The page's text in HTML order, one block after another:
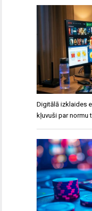
Digitālā izklaides
kļuvuši par normu